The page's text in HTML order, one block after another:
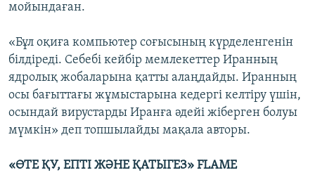
мойындаған.
«Бұл оқиға компьютер соғысының күрделенгенін
білдіреді. Себебі кейбір мемлекеттер Иранның
ядролық жобаларына қатты алаңдайды. Иранның
осы бағыттағы жұмыстарына кедергі келтіру үшін,
осындай вирустарды Иранға әдейі жіберген болуы
мүмкін» деп топшылайды мақала авторы.
«ӨТЕ ҚУ, ЕПТІ ЖӘНЕ ҚАТЫГЕЗ» FLAME